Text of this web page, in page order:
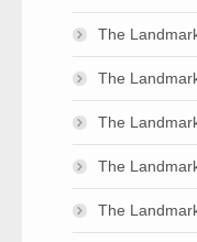
The
The
The
The
The